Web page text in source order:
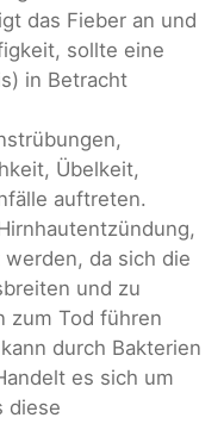
das Fieber an und
sollte eine
in Betracht
Übelkeit,
auftreten.
da sich die
und zu
zum Tod führen
durch Bakterien
es sich um
diese